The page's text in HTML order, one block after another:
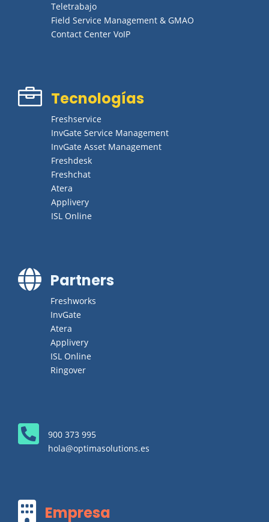
Teletrabajo
Field Service Management & GMAO
Contact Center VoIP
 Tecnologías
Freshservice
InvGate Service Management
InvGate Asset Management
Freshdesk
Freshchat
Atera
Applivery
ISL Online
 Partners
Freshworks
InvGate
Atera
Applivery
ISL Online
Ringover

900 373 995
hola@optimasolutions.es
 Empresa